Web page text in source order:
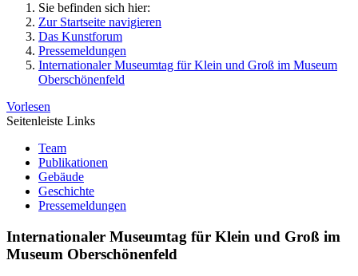
Sie befinden sich hier:
Zur Startseite navigieren
Das Kunstforum
Pressemeldungen
Internationaler Museumtag für Klein und Groß im Museum
Oberschönenfeld
Vorlesen
Seitenleiste Links
Team
Publikationen
Gebäude
Geschichte
Pressemeldungen
Internationaler Museumtag für Klein und Groß im
Museum Oberschönenfeld